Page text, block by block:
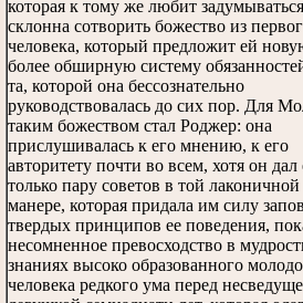
которая к тому же любит
склонна сотворить божество из
человека, который предложит ей
более обширную систему
та, которой она бессознательно
руководствовалась до сих пор. Для
таким божеством стал Роджер: она
прислушивалась к его мнению, к его
авторитету почти во всем, хотя он дал
только пару советов в той лаконичной
манере, которая придала им силу
твердых принципов ее поведения,
несомненное превосходство в
знаниях высоко образованного
человека редкого ума перед